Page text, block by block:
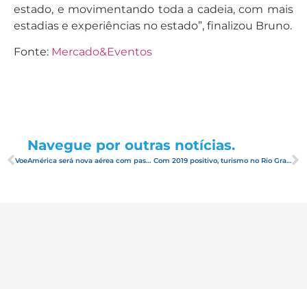
estado, e movimentando toda a cadeia, com mais
estadias e experiências no estado”, finalizou Bruno.
Fonte: Mercado&Eventos
Navegue por outras notícias.
VoeAmérica será nova aérea com passagens mais baratas no Brasil Com 2019 positivo, turismo no Rio Grande do Norte segue otimista